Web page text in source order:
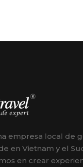
empresa local de
en Vietnam y el
en crear